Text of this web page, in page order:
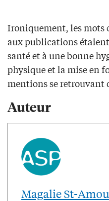
Ironiquement, les mots
aux publications
santé et à une bonne
physique et la mise en
mentions se retrouvant
Auteur
Magalie St-